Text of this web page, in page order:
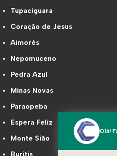
Tupaciguara
Coração de Jesus
Aimorés
Nepomuceno
Pedra Azul
Minas Novas
Paraopeba
Espera Feliz
Monte Sião
Buritis
Olá!